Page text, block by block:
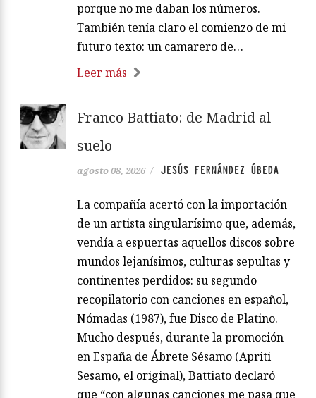
porque no me daban los números.
También tenía claro el comienzo de mi
futuro texto: un camarero de…
Leer más
Franco Battiato: de Madrid al
suelo
agosto 08, 2026 / JESÚS FERNÁNDEZ ÚBEDA
La compañía acertó con la importación
de un artista singularísimo que, además,
vendía a espuertas aquellos discos sobre
mundos lejanísimos, culturas sepultas y
continentes perdidos: su segundo
recopilatorio con canciones en español,
Nómadas (1987), fue Disco de Platino.
Mucho después, durante la promoción
en España de Ábrete Sésamo (Apriti
Sesamo, el original), Battiato declaró
que “con algunas canciones me pasa que